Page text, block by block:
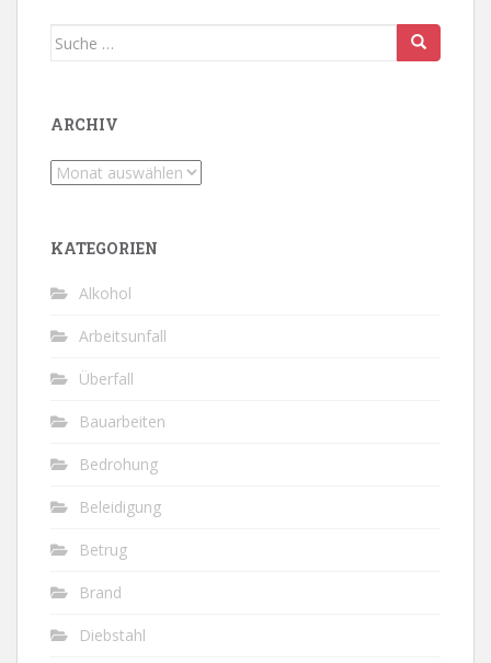
Suche
ARCHIV
Archiv
KATEGORIEN
Alkohol
Arbeitsunfall
Überfall
Bauarbeiten
Bedrohung
Beleidigung
Betrug
Brand
Diebstahl